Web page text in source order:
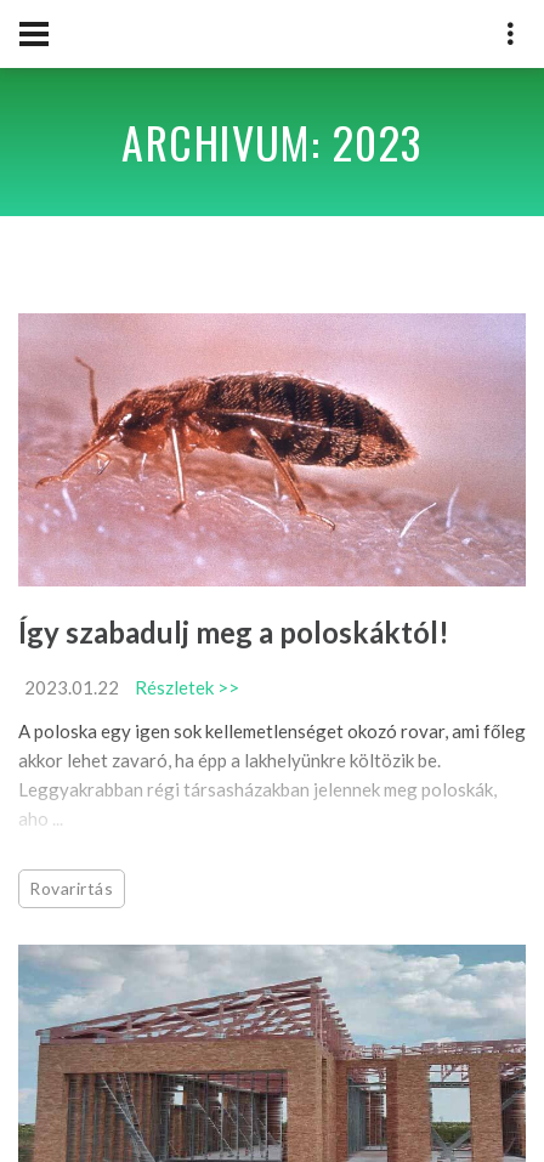
ARCHIVUM: 2023
Így szabadulj meg a poloskáktól!
2023.01.22
Részletek >>
A poloska egy igen sok kellemetlenséget okozó rovar, ami főleg
akkor lehet zavaró, ha épp a lakhelyünkre költözik be.
Leggyakrabban régi társasházakban jelennek meg poloskák,
aho ...
Rovarirtás